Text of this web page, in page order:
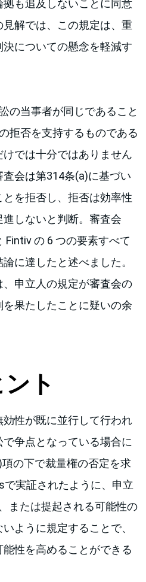
も追及しないことに同意
解では、この規定は、重
についての懸念を軽減す
の当事者が同じであること
拒否を支持するものである
では十分ではありません
会は第314条(a)に基づい
を拒否し、拒否は効率性
しないと判断。審査会
Fintiv の 6 つの要素すべて
に達したと述べました。
申立人の規定が審査会の
果たしたことに疑いの余
ト
性が既に並行して行われ
争点となっている場合に
の下で裁量権の否定を求
実証されたように、申立
または提起される可能性の
ように規定することで、
性を高めることができる